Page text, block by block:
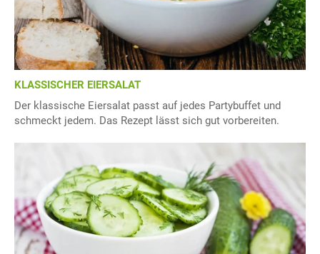
KLASSISCHER EIERSALAT
Der klassische Eiersalat passt auf jedes Partybuffet und
schmeckt jedem. Das Rezept lässt sich gut vorbereiten.